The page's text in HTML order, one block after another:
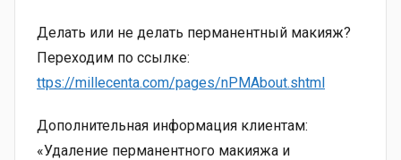
Делать или не делать перманентный макияж?
Переходим по ссылке:
ttps://millecenta.com/pages/nPMAbout.shtml
Дополнительная информация клиентам:
«Удаление перманентного макияжа и